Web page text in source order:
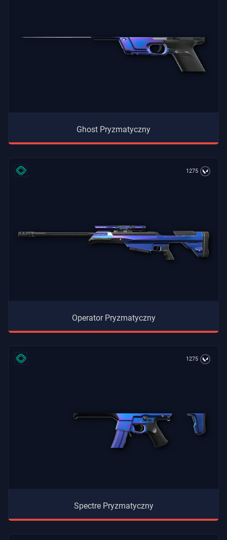
Ghost Pryzmatyczny
1275
Operator Pryzmatyczny
1275
Spectre Pryzmatyczny